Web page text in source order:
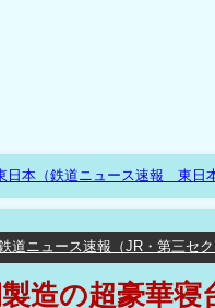
日本（鉄道ニュース速報 東日本
道ニュース速報（JR・第三セク
造の超豪華寝